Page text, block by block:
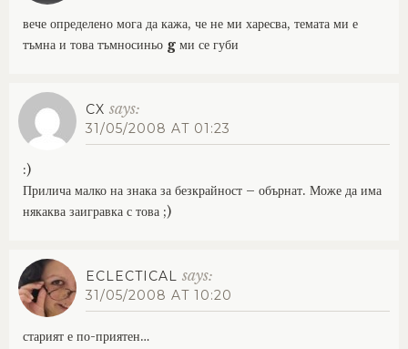
вече определено мога да кажа, че не ми харесва, темата ми е
тъмна и това тъмносиньо g ми се губи
CX says:
31/05/2008 AT 01:23
:)
Прилича малко на знака за безкрайност – обърнат. Може да има
някаква заигравка с това ;)
ECLECTICAL says:
31/05/2008 AT 10:20
старият е по-приятен…